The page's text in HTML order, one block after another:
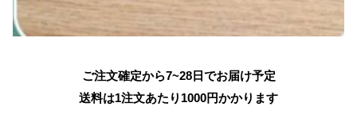
ご注文確定から7~28日でお届け予定
送料は1注文あたり 1000円かかります